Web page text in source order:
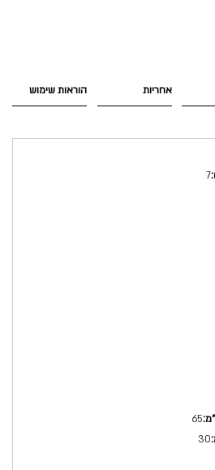
7
65
30
אחריות הוראות שימוש